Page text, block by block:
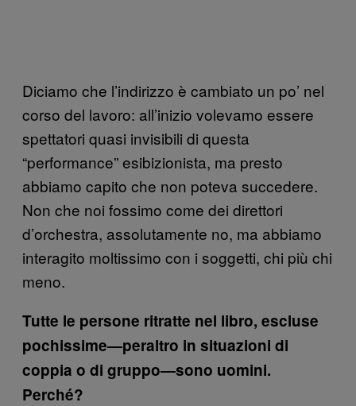
Diciamo che l’indirizzo è cambiato un po’ nel
corso del lavoro: all’inizio volevamo essere
spettatori quasi invisibili di questa
“performance” esibizionista, ma presto
abbiamo capito che non poteva succedere.
Non che noi fossimo come dei direttori
d’orchestra, assolutamente no, ma abbiamo
interagito moltissimo con i soggetti, chi più chi
meno.
Tutte le persone ritratte nel libro, escluse
pochissime—peraltro in situazioni di
coppia o di gruppo—sono uomini.
Perché?